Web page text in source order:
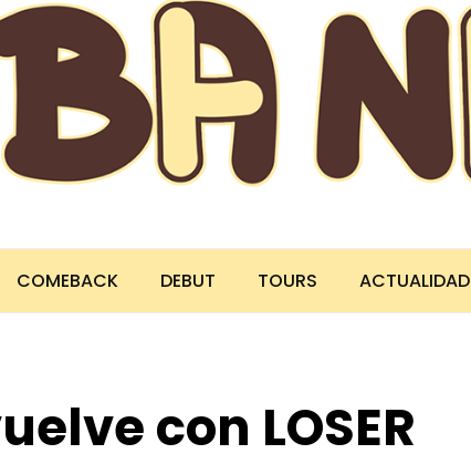
COMEBACK DEBUT TOURS ACTUALIDAD
con LOSER